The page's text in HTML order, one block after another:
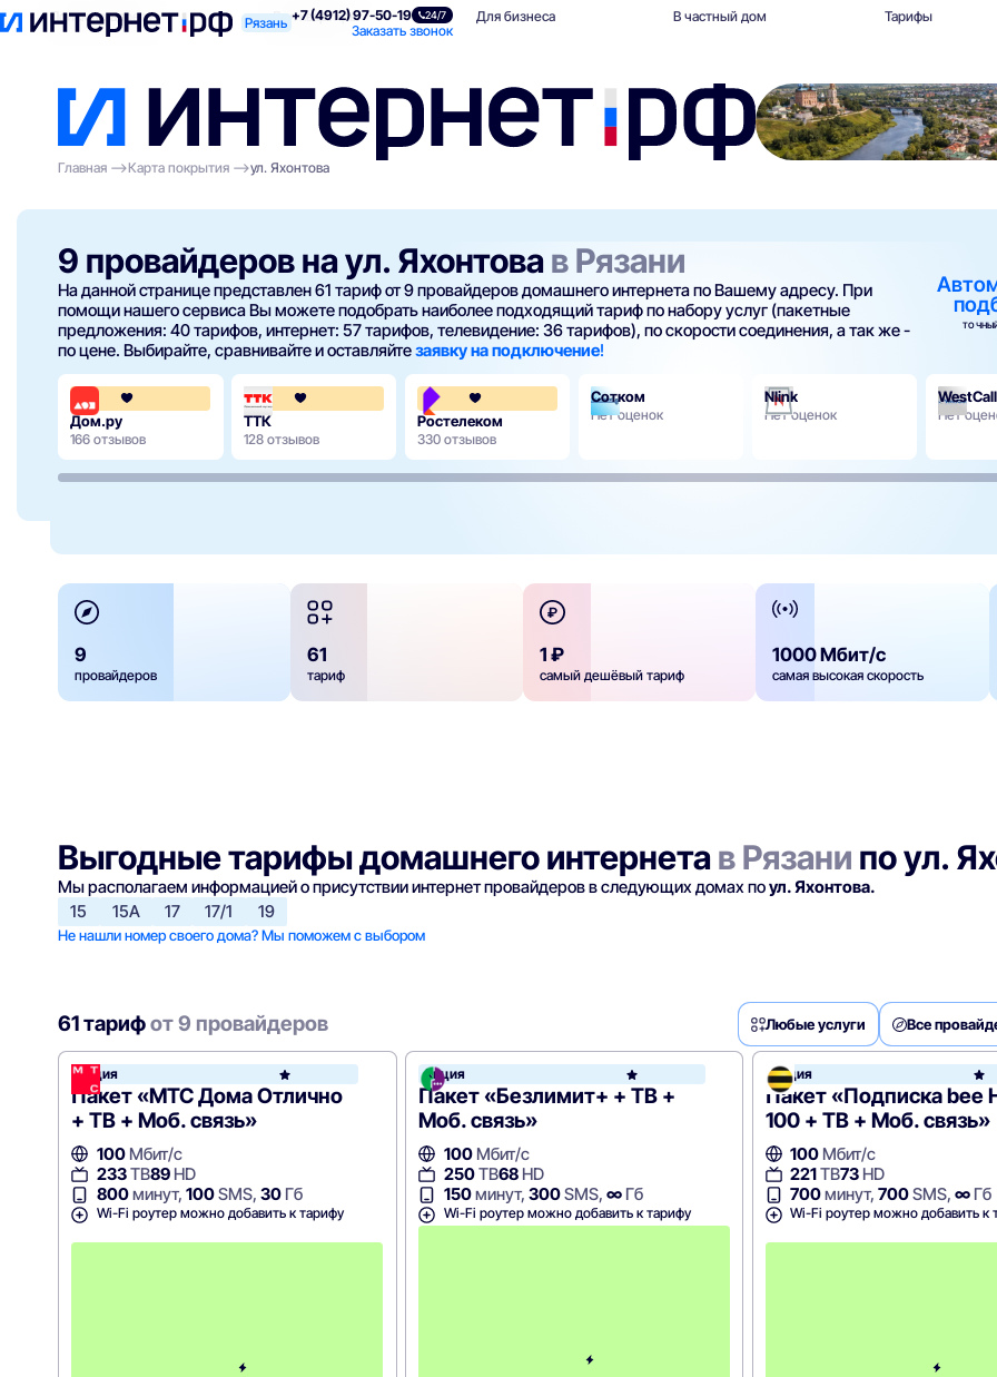
Рязань +7 (4912) 97-50-19 24/7
Заказать звонок
Поиск по адресу Для квартиры Для бизнеса В частный дом Тарифы
Главная
Карта покрытия ул. Яхонтова
9 провайдеров на ул. Яхонтовав Рязани
На данной странице представлен 61 тариф от 9 провайдеров домашнего интернета по Вашему адресу. При
помощи нашего сервиса Вы можете подобрать наиболее подходящий тариф по набору услуг (пакетные
предложения: 40 тарифов, интернет: 57 тарифов, телевидение: 36 тарифов), по скорости соединения, а так же -
по цене. Выбирайте, сравнивайте и оставляйтезаявку на подключение!
4.3
Дом.ру
166 отзывов
4.3
ТТК
128 отзывов
3.8
Ростелеком
330 отзывов
Сотком
Нет оценок
Nlink
Нет оценок
WestCall
Нет
9
провайдеров
61
тариф
1 ₽
самый дешёвый тариф
1000 Мбит/с
самая высокая скорость
Выгодные тарифы домашнего интернетав Рязани по ул.
Мы располагаем информацией о присутствии интернет провайдеров в следующих домах поул. Яхонтова.
15
15А 17 17/1 19
Не нашли номер своего дома? Мы поможем с выбором
61 тарифот 9 провайдеров Любые услуги Все
Акция МТС
Пакет «МТС Дома Отлично
+ ТВ + Моб. связь»
100Мбит/с
233ТВ89HD
800минут, 100SMS, 30Гб
Wi-Fi роутер можно добавить к тарифу
Акция МегаФон
Пакет «Безлимит+ + ТВ +
Моб. связь»
100Мбит/с
250ТВ68HD
150минут, 300SMS, ∞Гб
Wi-Fi роутер можно добавить к тарифу
Акция
Пакет «Подписка bee
100 + ТВ + Моб. связь»
100 Мбит/с
221ТВ73 HD
700минут,700SMS,∞ Гб
Wi-Fi роутер можно добавить к